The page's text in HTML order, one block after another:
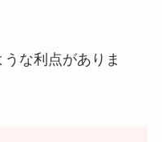
な利点がありま